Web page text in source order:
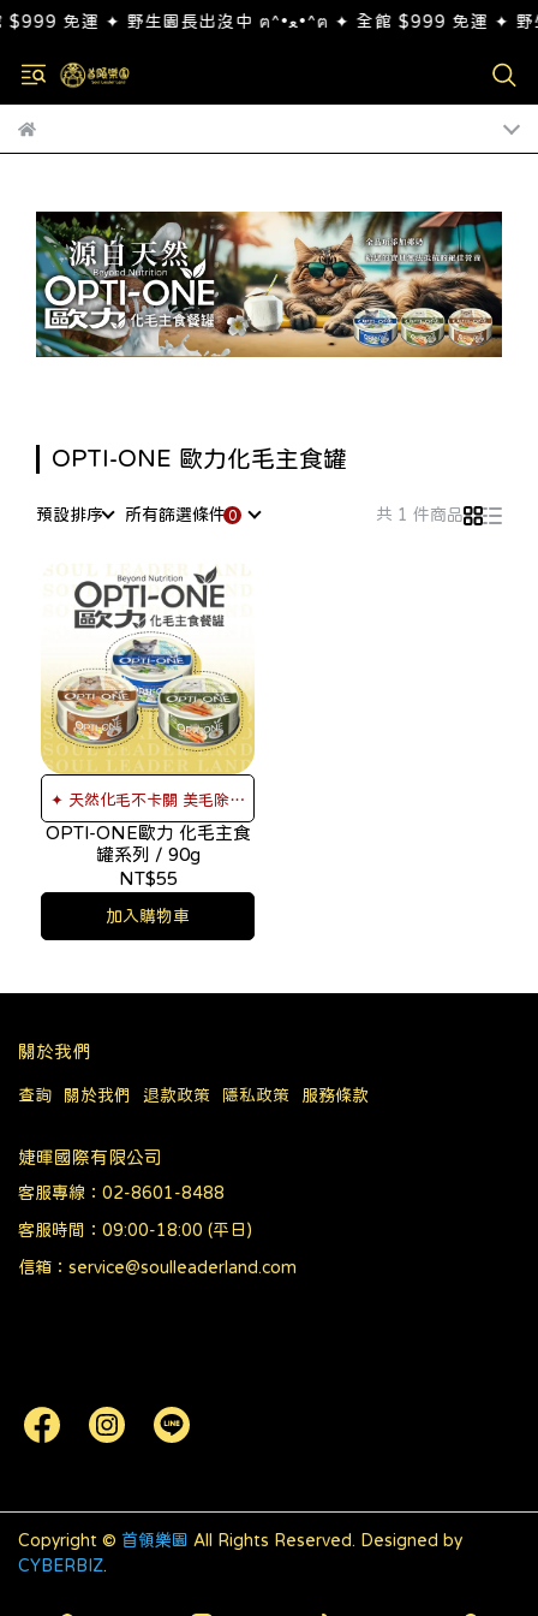
OPTI-ONE 歐力化毛主食罐
預設排序 所有篩選條件 共 1 件商品
✦ 天然化毛不卡關 美毛除臭
✦
OPTI-ONE歐力 化毛主食
罐系列 / 90g
NT$55
加入購物車
關於我們
查詢 關於我們 退款政策 隱私政策 服務條款
婕暉國際有限公司
客服專線：02-8601-8488
客服時間：09:00-18:00 (平日)
信箱：service@soulleaderland.com
Copyright © 首領樂園 All Rights Reserved. Designed by
CYBERBIZ.